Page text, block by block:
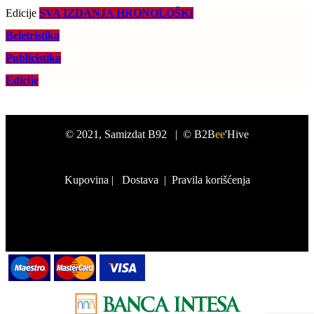
Edicije SVA IZDANJA HRONOLOŠKI
Beletristika
Publicistika
Edicije
© 2021 , Samizdat B92 | © B2Bee'Hive
Kupovina | Dostava | Pravila korišćenja